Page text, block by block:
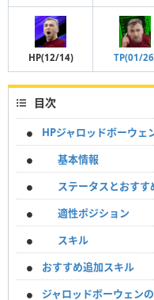
HP(12/14) TP(01/
目次
HPジャロッドボーウェ
基本情報
ステータスとおすす
適性ポジション
スキル
おすすめ追加スキル
ジャロッドボーウェン